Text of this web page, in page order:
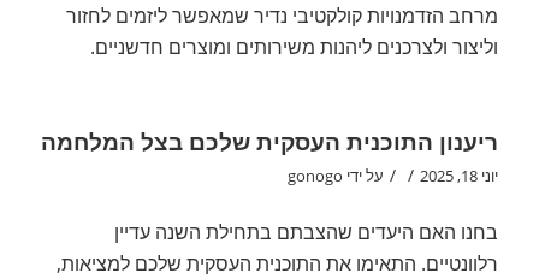
מרחב הזדמנויות קולקטיבי נדיר שמאפשר ליזמים לחזור
וליצור ולצרכנים ליהנות משירותים ומוצרים חדשניים.
ריענון התוכנית העסקית שלכם בצל המלחמה
יוני 18, 2025 /
/ על ידי gonogo
בחנו האם היעדים שהצבתם בתחילת השנה עדיין
רלוונטיים. התאימו את התוכנית העסקית שלכם למציאות,